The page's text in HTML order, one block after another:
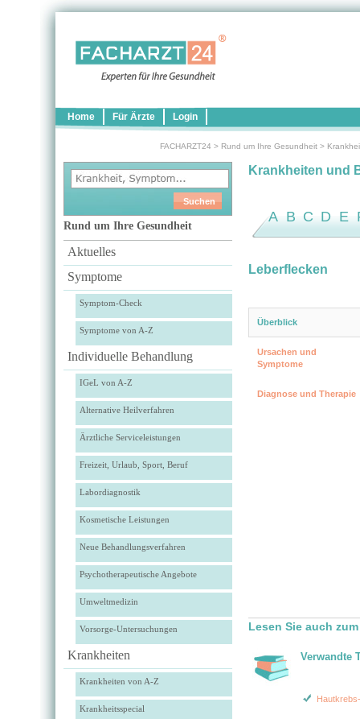
Home Für Ärzte Login
FACHARZT24 > Rund um Ihre Gesundheit >
Rund um Ihre Gesundheit
Aktuelles
Symptome
Symptom-Check
Symptome von A-Z
Individuelle Behandlung
IGeL von A-Z
Alternative Heilverfahren
Ärztliche Serviceleistungen
Freizeit, Urlaub, Sport, Beruf
Labordiagnostik
Kosmetische Leistungen
Neue Behandlungsverfahren
Psychotherapeutische Angebote
Umweltmedizin
Vorsorge-Untersuchungen
Krankheiten
Krankheiten von A-Z
Krankheitsspecial
Krankheiten und
A B C D E
Leberflecken
Überblick
Ursachen und
Symptome
Diagnose und Therapie
Lesen Sie auch
Verwandte